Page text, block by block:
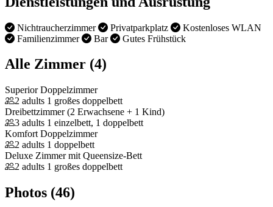
Nichtraucherzimmer Privatparkplatz
Kostenloses WLAN
Familienzimmer
Bar Gutes Frühstück
Alle Zimmer (4)
Superior Doppelzimmer
2 adults 1 großes doppelbett
Dreibettzimmer (2 Erwachsene + 1 Kind)
3 adults 1 einzelbett, 1 doppelbett
Komfort Doppelzimmer
2 adults 1 doppelbett
Deluxe Zimmer mit Queensize-Bett
2 adults 1 großes doppelbett
Photos (46)